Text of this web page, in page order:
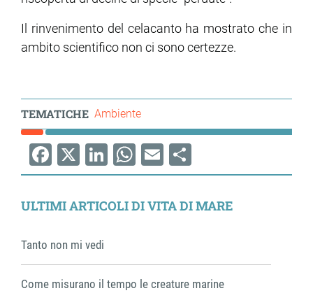
Il rinvenimento del celacanto ha mostrato che in
ambito scientifico non ci sono certezze.
TEMATICHE Ambiente
Facebook
X LinkedIn
WhatsApp
EmailShare
ULTIMI ARTICOLI DI VITA DI MARE
Tanto non mi vedi
Come misurano il tempo le creature marine